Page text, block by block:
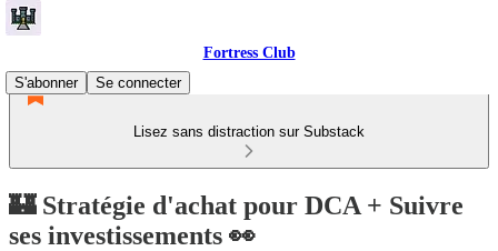
Fortress Club
S'abonner
Se connecter
Lisez sans distraction sur Substack
🏰 Stratégie d'achat pour DCA + Suivre
ses investissements 👀